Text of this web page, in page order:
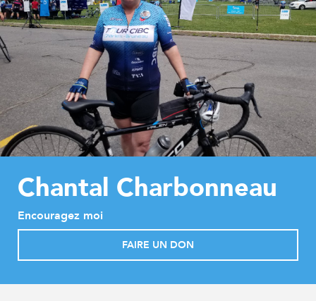
Chantal Charbonneau
Encouragez moi
FAIRE UN DON